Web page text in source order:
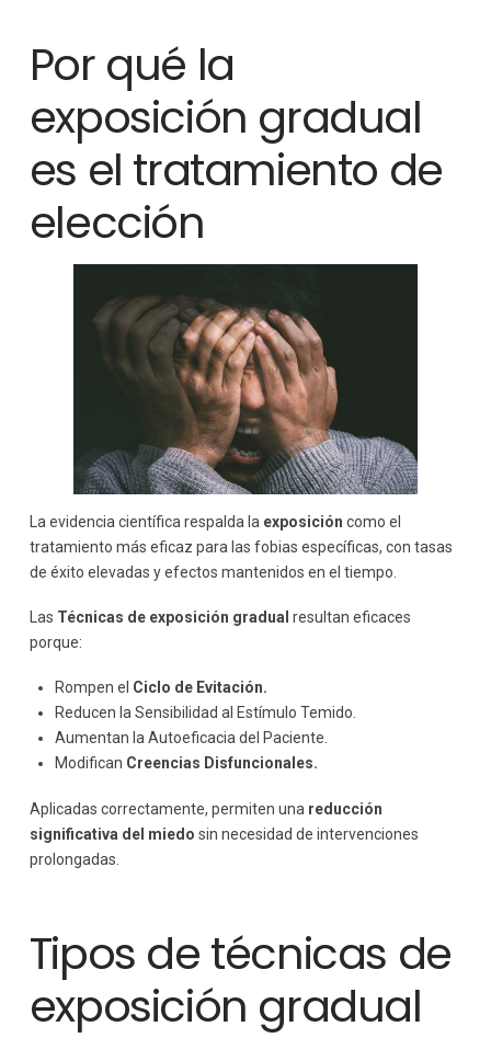
Por qué la
exposición gradual
es el tratamiento de
elección
La evidencia científica respalda la exposición como el
tratamiento más eficaz para las fobias específicas, con tasas
de éxito elevadas y efectos mantenidos en el tiempo.
Las Técnicas de exposición gradual resultan eficaces
porque:
Rompen el Ciclo de Evitación.
Reducen la Sensibilidad al Estímulo Temido.
Aumentan la Autoeficacia del Paciente.
Modifican Creencias Disfuncionales.
Aplicadas correctamente, permiten una reducción
significativa del miedo sin necesidad de intervenciones
prolongadas.
Tipos de técnicas de
exposición gradual